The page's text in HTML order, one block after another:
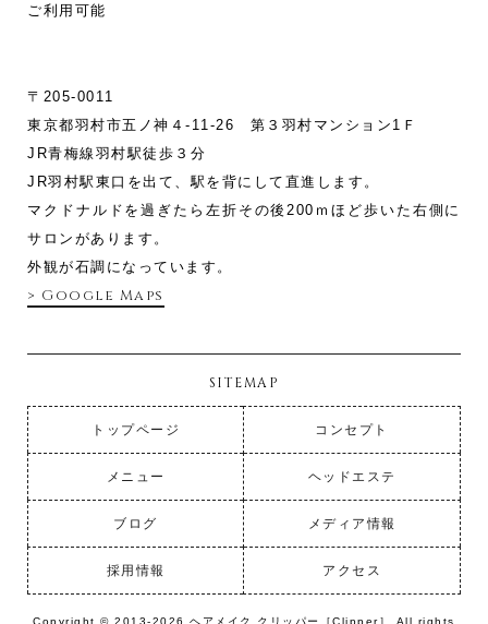
ご利用可能
〒205-0011
東京都羽村市五ノ神４-11‐26 第３羽村マンション1Ｆ
JR青梅線羽村駅徒歩３分
JR羽村駅東口を出て、駅を背にして直進します。
マクドナルドを過ぎたら左折その後200ｍほど歩いた右側に
サロンがあります。
外観が石調になっています。
> Google Maps
SITEMAP
トップページ コンセプト
メニュー ヘッドエステ
ブログ メディア情報
採用情報 アクセス
Copyright © 2013-2026 ヘアメイク クリッパー［Clipper］ All rights